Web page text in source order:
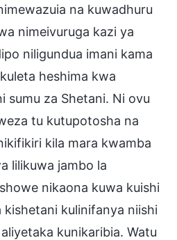
na kuwadhuru
nimeivuruga kazi ya
niligundua imani kama
heshima kwa
sumu za Shetani. Ni ovu
tu kutupotosha na
kila mara kwamba
lilikuwa jambo la
nikaona kuwa kuishi
kulinifanya niishi
kunikaribia. Watu